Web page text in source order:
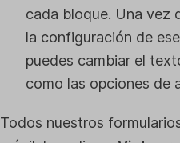
cada bloque. Una vez
la configuración de
puedes cambiar el
como las opciones de
Todos nuestros